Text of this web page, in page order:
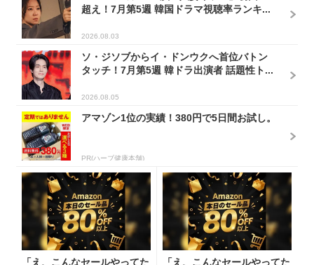
超え！7月第5週 韓国ドラマ視聴率ランキ...
2026.08.03
ソ・ジソブからイ・ドンウクへ首位バトン
タッチ！7月第5週 韓ドラ出演者 話題性ト...
2026.08.05
アマゾン1位の実績！380円で5日間お試し。
PR(ハーブ健康本舗)
「え、こんなセールやってた
「え、こんなセールやってた